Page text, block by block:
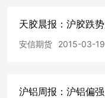
天胶晨报：沪胶跌
安信期货 2015-03-19
沪铝周报：沪铝偏